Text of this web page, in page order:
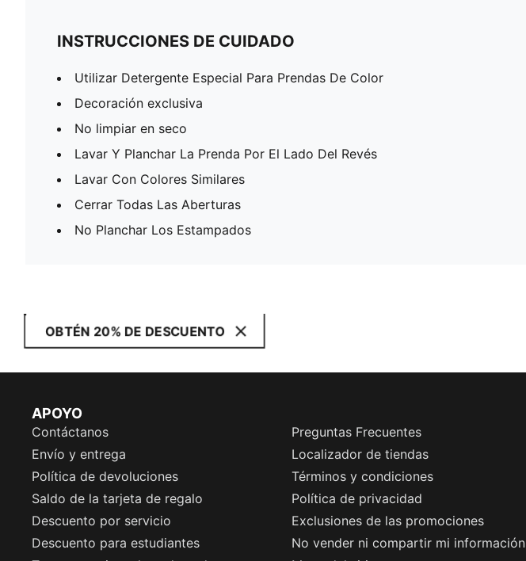
INSTRUCCIONES DE CUIDADO
Utilizar Detergente Especial Para Prendas De Color
Decoración exclusiva
No limpiar en seco
Lavar Y Planchar La Prenda Por El Lado Del Revés
Lavar Con Colores Similares
Cerrar Todas Las Aberturas
No Planchar Los Estampados
OBTÉN 20% DE DESCUENTO
APOYO
Contáctanos
Preguntas Frecuentes
Envío y entrega
Localizador de tiendas
Política de devoluciones
Términos y condiciones
Saldo de la tarjeta de regalo
Política de privacidad
Descuento por servicio
Exclusiones de las promociones
Descuento para estudiantes
No vender ni compartir mi información